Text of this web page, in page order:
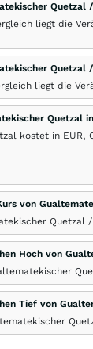
Quetzal
liegt die
Quetzal
liegt die
Quetzal in
kostet in EUR,
von
Quetzal
Hoch von
Tief von